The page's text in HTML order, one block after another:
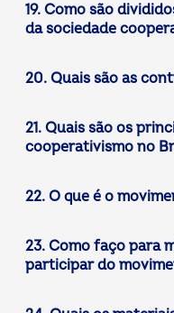
19. Como são
da sociedade
20. Quais são as
21. Quais são os
cooperativismo no
22. O que é o
23. Como faço para
participar do